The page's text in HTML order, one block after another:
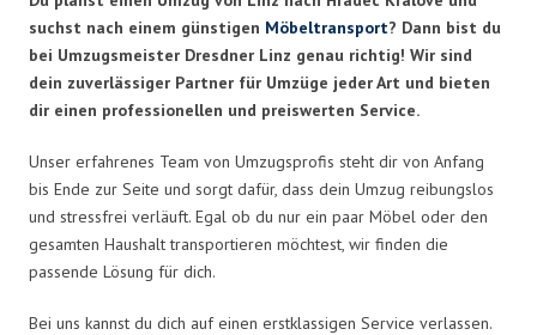
suchst nach einem günstigen Möbeltransport? Dann bist du
bei Umzugsmeister Dresdner Linz genau richtig! Wir sind
dein zuverlässiger Partner für Umzüge jeder Art und bieten
dir einen professionellen und preiswerten Service.
Unser erfahrenes Team von Umzugsprofis steht dir von Anfang
bis Ende zur Seite und sorgt dafür, dass dein Umzug reibungslos
und stressfrei verläuft. Egal ob du nur ein paar Möbel oder den
gesamten Haushalt transportieren möchtest, wir finden die
passende Lösung für dich.
Bei uns kannst du dich auf einen erstklassigen Service verlassen.